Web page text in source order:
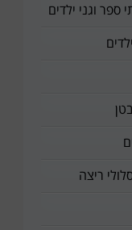
ספר וגני ילדים
ריצה